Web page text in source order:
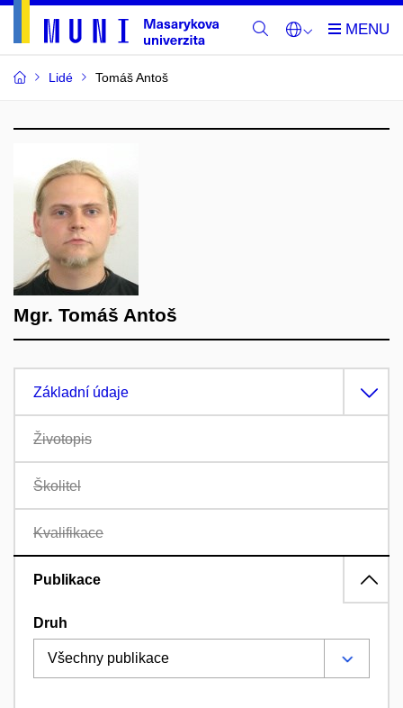
Lidé Tomáš Antoš
Mgr. Tomáš Antoš
Základní údaje
Životopis
Školitel
Kvalifikace
Publikace
Druh